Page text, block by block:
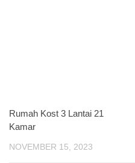
Rumah Kost 3 Lantai 21
Kamar
NOVEMBER 15, 2023